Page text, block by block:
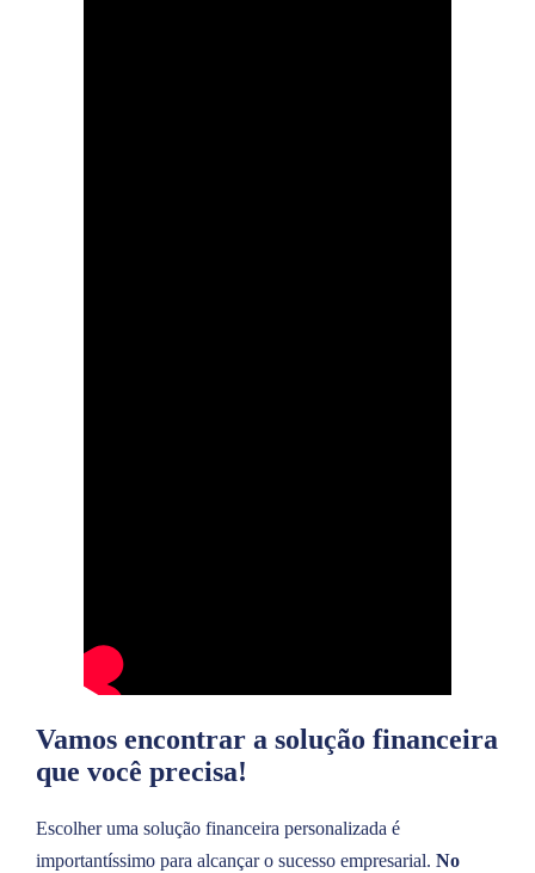
Vamos encontrar a solução financeira
que você precisa!
Escolher uma solução financeira personalizada é
importantíssimo para alcançar o sucesso empresarial. No